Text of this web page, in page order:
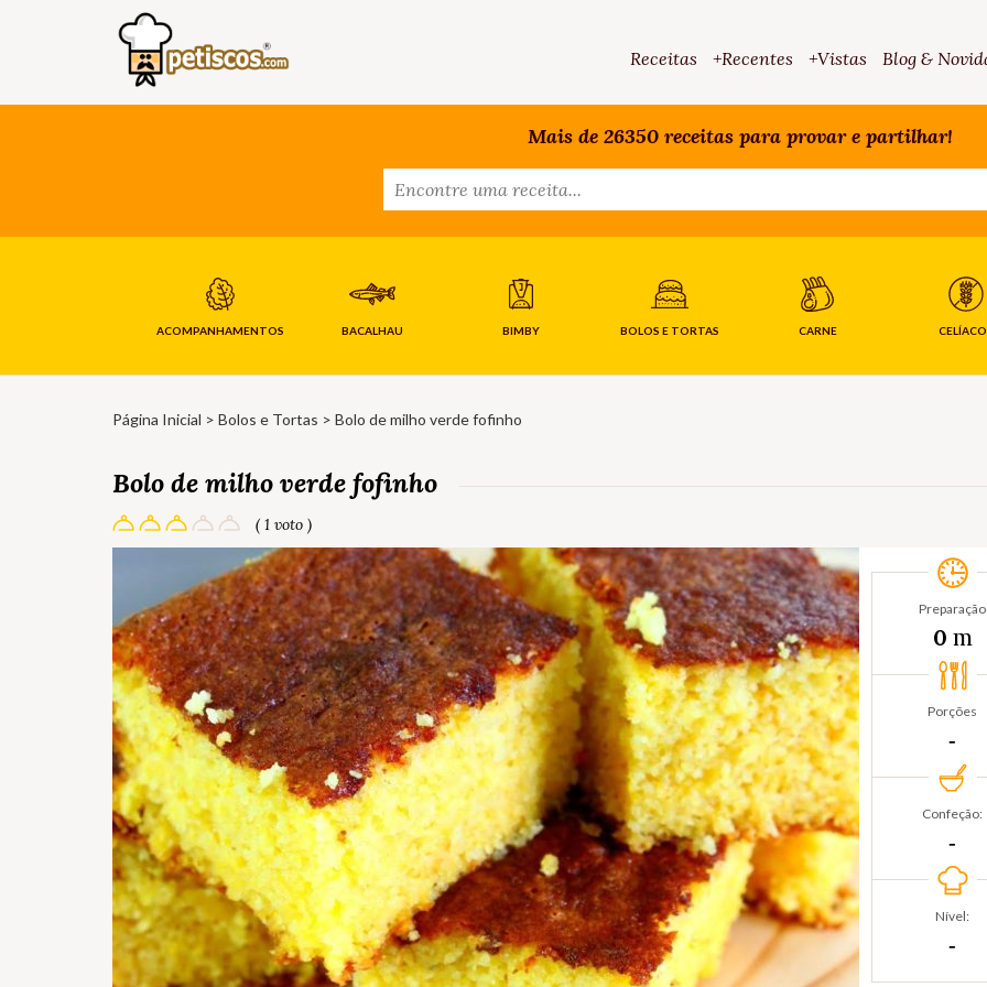
Receitas +Recentes +Vistas Blog &
Mais de 26350 receitas para provar e partilhar!
ACOMPANHAMENTOS BACALHAU BIMBY BOLOS E TORTAS CARNE
Página Inicial > Bolos e Tortas > Bolo de milho verde fofinho
Bolo de milho verde fofinho
( 1 voto )
Preparação
0 m
Porções
‐
Confeção:
‐
Nível:
‐